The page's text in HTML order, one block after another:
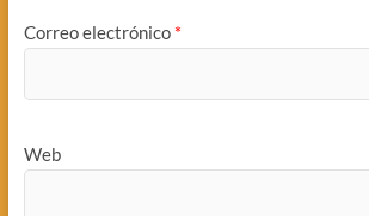
Correo electrónico *
Web